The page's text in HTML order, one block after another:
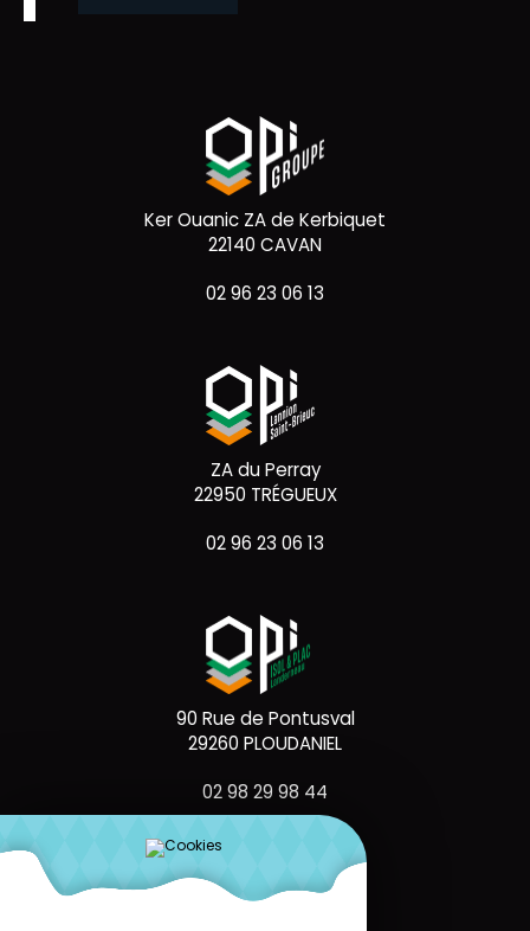
Ker Ouanic ZA de Kerbiquet
22140 CAVAN
02 96 23 06 13
ZA du Perray
22950 TRÉGUEUX
02 96 23 06 13
90 Rue de Pontusval
29260 PLOUDANIEL
02 98 29 98 44